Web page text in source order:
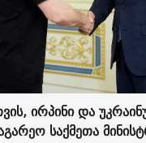
ირპინი და
საქმეთა